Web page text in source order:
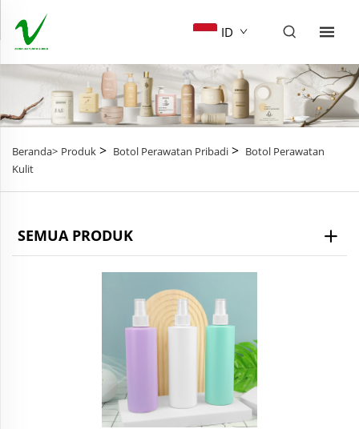
ID
Beranda> Produk > Botol Perawatan Pribadi > Botol Perawatan
Kulit
SEMUA PRODUK